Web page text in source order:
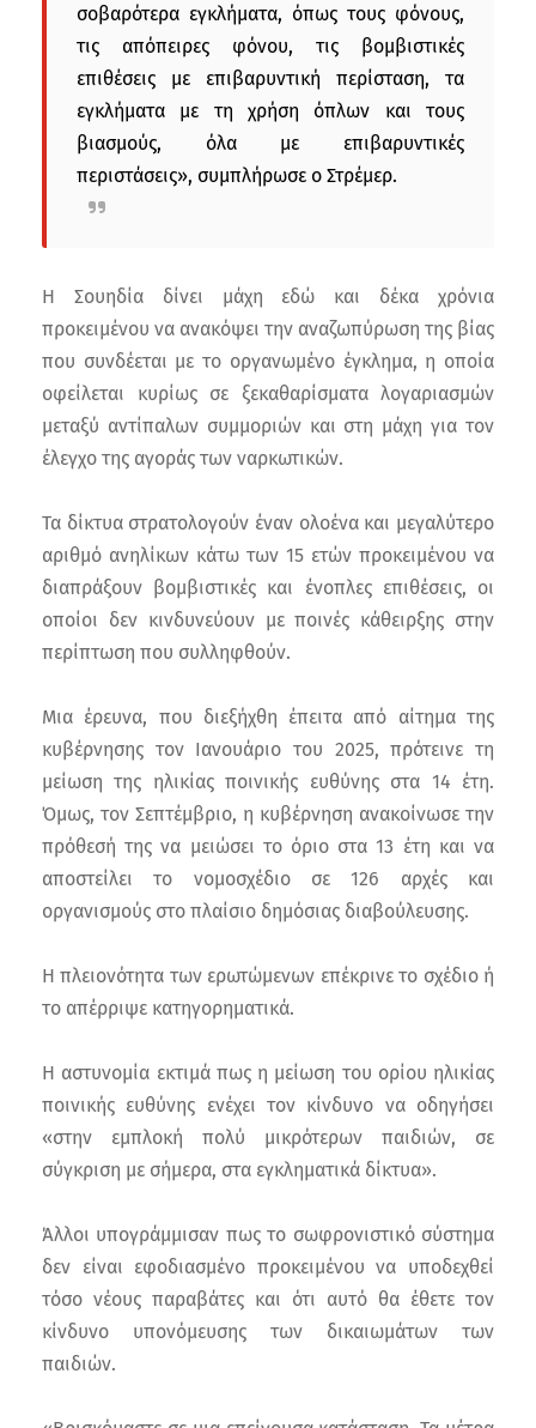
σοβαρότερα εγκλήματα, όπως τους φόνους,
τις απόπειρες φόνου, τις βομβιστικές
επιθέσεις με επιβαρυντική περίσταση, τα
εγκλήματα με τη χρήση όπλων και τους
βιασμούς, όλα με επιβαρυντικές
περιστάσεις», συμπλήρωσε ο Στρέμερ.
Η Σουηδία δίνει μάχη εδώ και δέκα χρόνια
προκειμένου να ανακόψει την αναζωπύρωση της βίας
που συνδέεται με το οργανωμένο έγκλημα, η οποία
οφείλεται κυρίως σε ξεκαθαρίσματα λογαριασμών
μεταξύ αντίπαλων συμμοριών και στη μάχη για τον
έλεγχο της αγοράς των ναρκωτικών.
Τα δίκτυα στρατολογούν έναν ολοένα και μεγαλύτερο
αριθμό ανηλίκων κάτω των 15 ετών προκειμένου να
διαπράξουν βομβιστικές και ένοπλες επιθέσεις, οι
οποίοι δεν κινδυνεύουν με ποινές κάθειρξης στην
περίπτωση που συλληφθούν.
Μια έρευνα, που διεξήχθη έπειτα από αίτημα της
κυβέρνησης τον Ιανουάριο του 2025, πρότεινε τη
μείωση της ηλικίας ποινικής ευθύνης στα 14 έτη.
Όμως, τον Σεπτέμβριο, η κυβέρνηση ανακοίνωσε την
πρόθεσή της να μειώσει το όριο στα 13 έτη και να
αποστείλει το νομοσχέδιο σε 126 αρχές και
οργανισμούς στο πλαίσιο δημόσιας διαβούλευσης.
Η πλειονότητα των ερωτώμενων επέκρινε το σχέδιο ή
το απέρριψε κατηγορηματικά.
Η αστυνομία εκτιμά πως η μείωση του ορίου ηλικίας
ποινικής ευθύνης ενέχει τον κίνδυνο να οδηγήσει
«στην εμπλοκή πολύ μικρότερων παιδιών, σε
σύγκριση με σήμερα, στα εγκληματικά δίκτυα».
Άλλοι υπογράμμισαν πως το σωφρονιστικό σύστημα
δεν είναι εφοδιασμένο προκειμένου να υποδεχθεί
τόσο νέους παραβάτες και ότι αυτό θα έθετε τον
κίνδυνο υπονόμευσης των δικαιωμάτων των
παιδιών.